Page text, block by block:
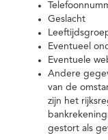
Geslacht
Eventueel
Eventuele
Andere
van de
zijn het
gestort als